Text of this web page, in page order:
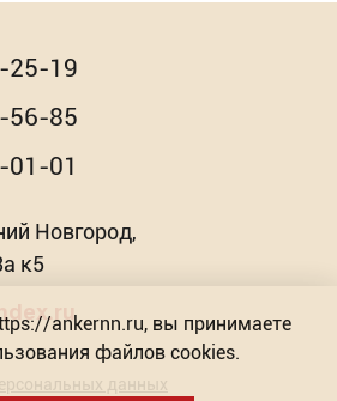
25-19
56-85
01-01
Новгород,
к5
данных
ankernn.ru, вы принимаете
файлов cookies.